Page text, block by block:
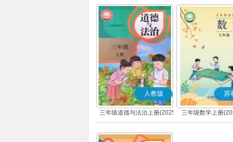
人教版
三年级道德与法治上册(2025
秋版)(部编版)
苏
三年级数学上册